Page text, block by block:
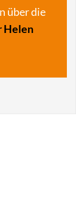
über die
Helen